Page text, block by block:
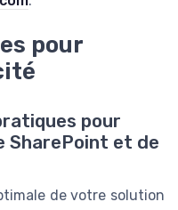
pour
pour
SharePoint et de
de votre solution